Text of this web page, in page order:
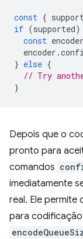
const {
if (supported)
const encoder
encoder .
} else {
// Try
}
Depois que o
pronto para
comandos
imediatamente
real. Ele permite
para